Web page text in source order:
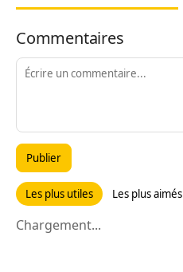
Commentaires
Publier
Les plus utiles Les plus aimés
Chargement...